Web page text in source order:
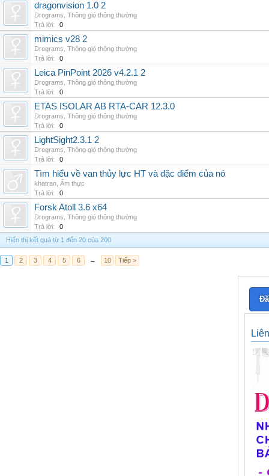
dragonvision 1.0 2
Drograms Thông gió thông thường
Trả lời:
0
mimics v28 2
Drograms Thông gió thông thường
Trả lời:
0
Leica PinPoint 2026 v4.2.1 2
Drograms Thông gió thông thường
Trả lời:
0
ETAS ISOLAR AB RTA-CAR 12.3.0
Drograms Thông gió thông thường
Trả lời:
0
LightSight2.3.1 2
Drograms Thông gió thông thường
Trả lời:
0
Tìm hiểu về van thủy lực HT và đặc điểm của nó
khatran Ẩm thực
Trả lời:
0
Forsk Atoll 3.6 x64
Drograms Thông gió thông thường
Trả lời:
0
Hiển thị kết quả từ 1 đến 20 của 200
1 2 3 4 5 6 → 10 Tiếp >